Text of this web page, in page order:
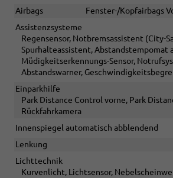
Airbags
Fenster-/Kopfairbags
Assistenzsysteme
Regensensor, Notbremsassistent (City-
Spurhalteassistent, Abstandstempomat
Müdigkeitserkennungs-Sensor,
Abstandswarner,
Einparkhilfe
Park Distance Control vorne, Park
Rückfahrkamera
Innenspiegel automatisch abblendend
Lenkung
Lichttechnik
Kurvenlicht, Lichtsensor,